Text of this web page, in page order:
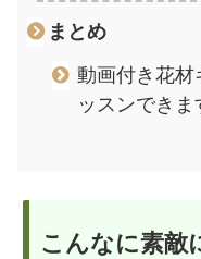
まとめ
動画付き花材
ッスンできま
こんなに素敵